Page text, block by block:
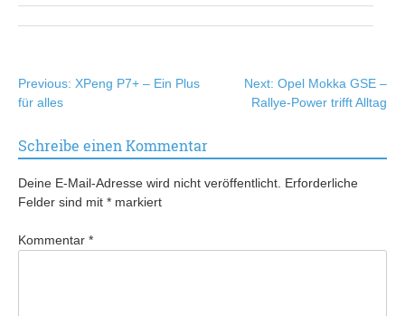
Beitragsnavigation
Previous: XPeng P7+ – Ein Plus
für alles
Next: Opel Mokka GSE –
Rallye-Power trifft Alltag
Schreibe einen Kommentar
Deine E-Mail-Adresse wird nicht veröffentlicht. Erforderliche
Felder sind mit * markiert
Kommentar *